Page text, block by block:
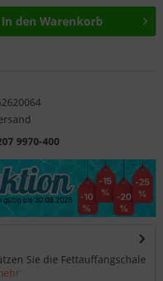
In den Warenkorb
9970-400
Sie die Fettauffangschale